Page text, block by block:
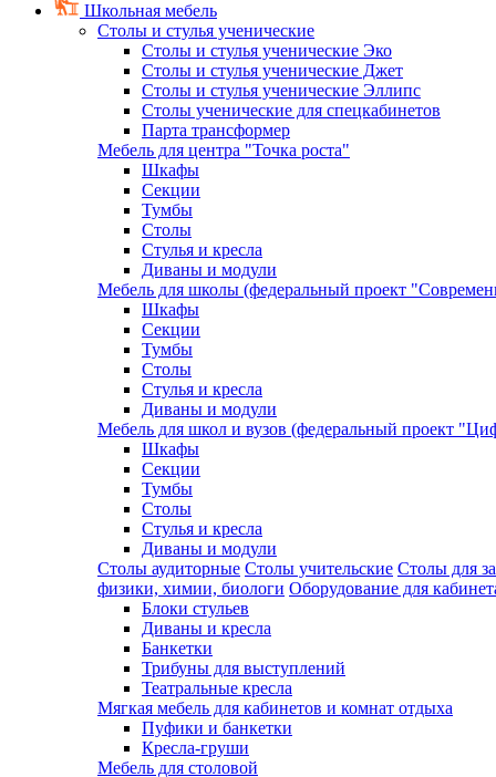
Школьная мебель
Столы и стулья ученические
Столы и стулья ученические Эко
Столы и стулья ученические Джет
Столы и стулья ученические Эллипс
Столы ученические для спецкабинетов
Парта трансформер
Мебель для центра "Точка роста"
Шкафы
Секции
Тумбы
Столы
Стулья и кресла
Диваны и модули
Мебель для школы (федеральный проект
Шкафы
Секции
Тумбы
Столы
Стулья и кресла
Диваны и модули
Мебель для школ и вузов (федеральный проект
Шкафы
Секции
Тумбы
Столы
Стулья и кресла
Диваны и модули
Столы аудиторные Столы учительские Столы для
физики, химии, биологи Оборудование для
Блоки стульев
Диваны и кресла
Банкетки
Трибуны для выступлений
Театральные кресла
Мягкая мебель для кабинетов и комнат отдыха
Пуфики и банкетки
Кресла-груши
Мебель для столовой